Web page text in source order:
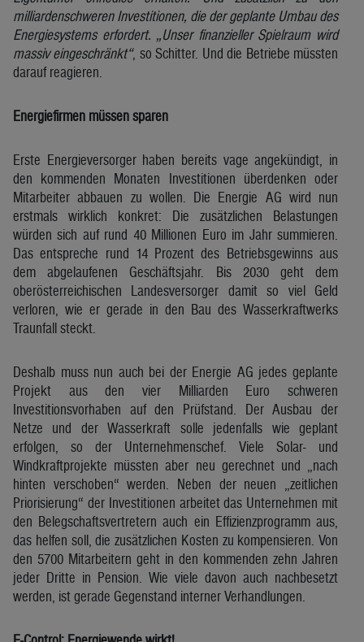
milliardenschweren Investitionen, die der geplante Umbau des
Energiesystems erfordert. „Unser finanzieller Spielraum wird
massiv eingeschränkt“, so Schitter. Und die Betriebe müssten
darauf reagieren.
Energiefirmen müssen sparen
Erste Energieversorger haben bereits vage angekündigt, in
den kommenden Monaten Investitionen überdenken oder
Mitarbeiter abbauen zu wollen. Die Energie AG wird nun
erstmals wirklich konkret: Die zusätzlichen Belastungen
würden sich auf rund 40 Millionen Euro im Jahr summieren.
Das entspreche rund 14 Prozent des Betriebsgewinns aus
dem abgelaufenen Geschäftsjahr. Bis 2030 geht dem
oberösterreichischen Landesversorger damit so viel Geld
verloren, wie er gerade in den Bau des Wasserkraftwerks
Traunfall steckt.
Deshalb muss nun auch bei der Energie AG jedes geplante
Projekt aus den vier Milliarden Euro schweren
Investitionsvorhaben auf den Prüfstand. Der Ausbau der
Netze und der Wasserkraft solle jedenfalls wie geplant
erfolgen, so der Unternehmenschef. Viele Solar- und
Windkraftprojekte müssten aber neu gerechnet und „nach
hinten verschoben“ werden. Neben der neuen „zeitlichen
Priorisierung“ der Investitionen arbeitet das Unternehmen mit
den Belegschaftsvertretern auch ein Effizienzprogramm aus,
das helfen soll, die zusätzlichen Kosten zu kompensieren. Von
den 5700 Mitarbeitern geht in den kommenden zehn Jahren
jeder Dritte in Pension. Wie viele davon auch nachbesetzt
werden, ist gerade Gegenstand interner Verhandlungen.